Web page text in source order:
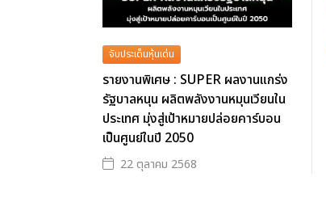
จับประเด็นหุ้นเด่น
รายงานพิเศษ : SUPER ผลงานแกร่ง
รัฐบาลหนุน ผลิตพลังงานหมุนเวียนใน
ประเทศ มุ่งสู่เป้าหมายปล่อยคาร์บอน
เป็นศูนย์ในปี 2050
22 ตุลาคม 2568